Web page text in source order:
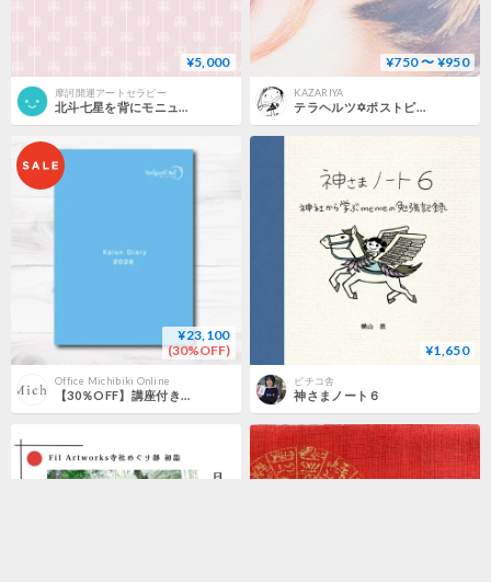
¥5,000
摩訶開運アートセラピー
北斗七星を背にモニュメントバレーの夜空を舞う青龍
¥750 〜 ¥950
KAZARIYA
テラヘルツ✡ ポストピアス 2タイプ
¥23,100
(30%OFF)
Office Michibiki Online
【30％OFF】講座付き Diary 2026
¥1,650
ピチコ舎
神さまノート６